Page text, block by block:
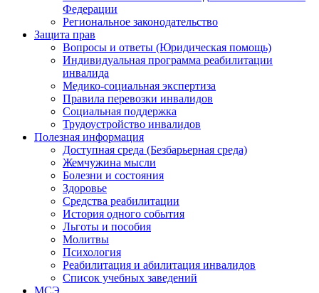
Федерации
Региональное законодательство
Защита прав
Вопросы и ответы (Юридическая помощь)
Индивидуальная программа реабилитации
инвалида
Медико-социальная экспертиза
Правила перевозки инвалидов
Социальная поддержка
Трудоустройство инвалидов
Полезная информация
Доступная среда (Безбарьерная среда)
Жемчужина мысли
Болезни и состояния
Здоровье
Средства реабилитации
История одного события
Льготы и пособия
Молитвы
Психология
Реабилитация и абилитация инвалидов
Список учебных заведений
МСЭ